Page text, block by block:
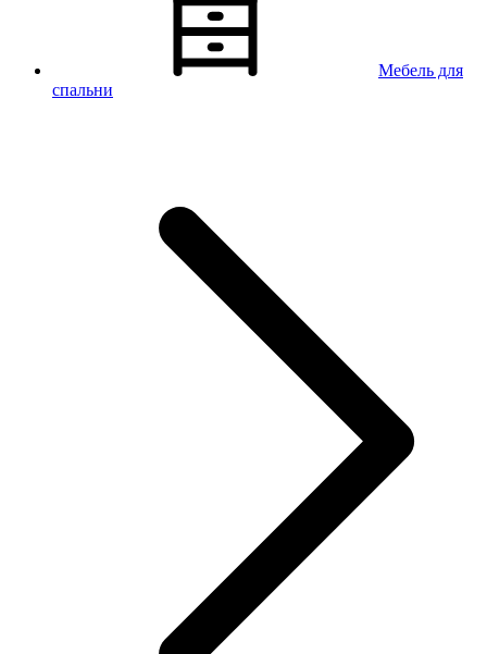
Мебель для
спальни